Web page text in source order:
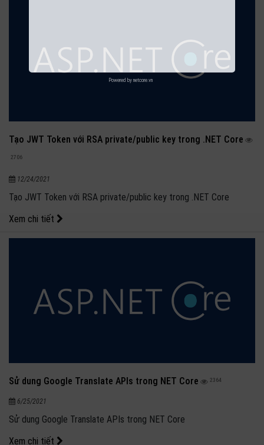
Tạo JWT Token với RSA private/public key trong .NET Core
2706
12/24/2021
Tạo JWT Token với RSA private/public key trong .NET Core
Xem chi tiết
Sử dung Google Translate APIs trong NET Core 2364
6/25/2021
Sử dung Google Translate APIs trong NET Core
Xem chi tiết
Powered by netcore.vn